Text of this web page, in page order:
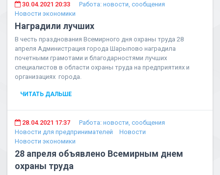
30.04.2021 20:33
Работа: новости, сообщения
Новости экономики
Наградили лучших
В честь празднования Всемирного дня охраны труда 28
апреля Администрация города Шарыпово наградила
почетными грамотами и благодарностями лучших
специалистов в области охраны труда на предприятиях и
организациях города.
ЧИТАТЬ ДАЛЬШЕ
28.04.2021 17:37
Работа: новости, сообщения
Новости для предпринимателей
Новости
Новости экономики
28 апреля объявлено Всемирным днем
охраны труда